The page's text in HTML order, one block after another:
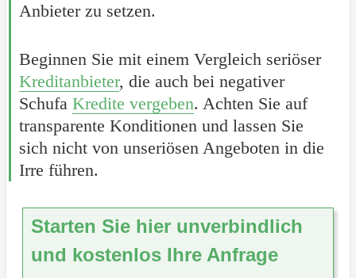
Anbieter zu setzen.
Beginnen Sie mit einem Vergleich seriöser
Kreditanbieter, die auch bei negativer
Schufa Kredite vergeben. Achten Sie auf
transparente Konditionen und lassen Sie
sich nicht von unseriösen Angeboten in die
Irre führen.
Starten Sie hier unverbindlich
und kostenlos Ihre Anfrage